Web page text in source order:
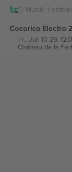
Musik Festival
Cocorico Electro
Fr., Juli 10 26,
Château de la